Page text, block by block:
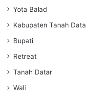
Yota Balad
Kabupaten Tanah
Bupati
Retreat
Tanah Datar
Wali